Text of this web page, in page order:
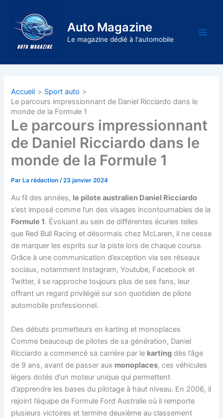
contenu
Auto Magazine
Le magazine dédié à l'automobile
Accueil
Sport auto
Le parcours impressionnant de Daniel Ricciardo dans le
monde de la Formule 1
Le parcours impressionnant
de Daniel Ricciardo dans le
monde de la Formule 1
Par La rédaction/23 janvier 2024
Au fil des années, le pilote australien Daniel Ricciardo
s’est imposé comme l’un des visages incontournables de la
Formule 1. Évoluant au sein de différentes écuries telles
que Red Bull Racing et désormais chez McLaren, il ne cesse
de marquer les esprits sur la piste lors de chaque course.
Grâce à une communication d’exception via ses réseaux
sociaux, notamment Instagram, Youtube, Facebook et
Twitter, il se rapproche toujours plus de ses fans, leur
offrant un regard privilégié sur son quotidien de pilote
automobile professionnel.
Des débuts prometteurs en karting et monoplaces
Comme beaucoup de pilotes de sa génération, Daniel
Ricciardo a commencé sa carrière par le karting dès l’âge
de 9 ans, avant de passer aux monoplaces, ces véhicules
légers dotés d’un moteur unique qui permettent
d’apprendre les bases du pilotage à haut niveau. En 2006, il
rejoint l’équipe de Formule Ford Australie où il remporte
plusieurs victoires et termine deuxième au classement